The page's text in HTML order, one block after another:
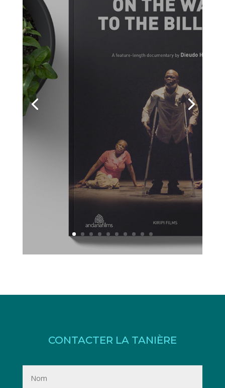
CONTACTER LA TANIÈRE